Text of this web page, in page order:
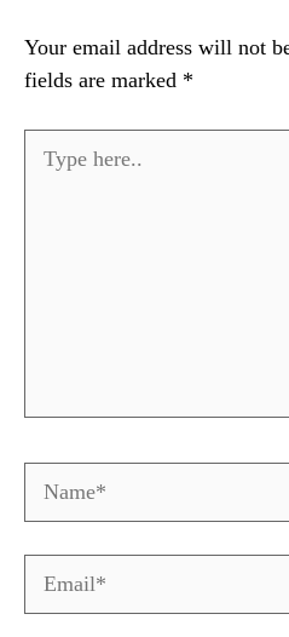
Your email address will not
fields are marked *
here..